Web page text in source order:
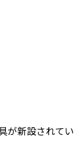
が新設されてい